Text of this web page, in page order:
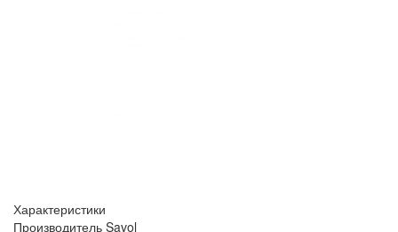
Характеристики
Производитель Savol